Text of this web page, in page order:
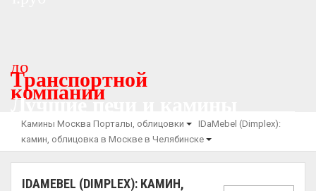
до
Транспортной
компании
Лучшие печи и камины
Камины Москва Порталы, облицовки
IDaMebel (Dimplex):
камин, облицовка в Москве в Челябинске
IDAMEBEL (DIMPLEX): КАМИН,